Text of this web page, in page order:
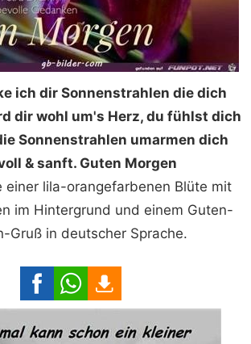
ich dir Sonnenstrahlen die dich
dir wohl um's Herz, du fühlst dich
Sonnenstrahlen umarmen dich
& sanft. Guten Morgen
einer lila-orangefarbenen Blüte mit
im Hintergrund und einem Guten-
Gruß in deutscher Sprache.